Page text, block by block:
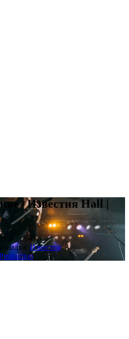
| Известия Hall |
641
Известия